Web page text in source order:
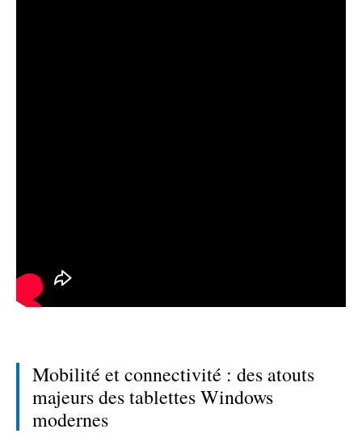
Mobilité et connectivité : des atouts
majeurs des tablettes Windows
modernes